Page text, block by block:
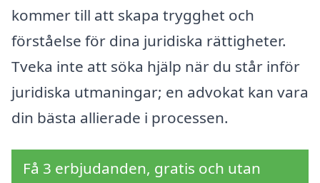
kommer till att skapa trygghet och
förståelse för dina juridiska rättigheter.
Tveka inte att söka hjälp när du står inför
juridiska utmaningar; en advokat kan vara
din bästa allierade i processen.
Få 3 erbjudanden, gratis och utan